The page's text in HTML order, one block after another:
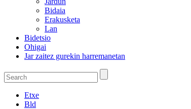
Bidaia
Erakusketa
Lan
Bidetsio
Ohigai
Jar zaitez gurekin harremanetan
Etxe
Bld